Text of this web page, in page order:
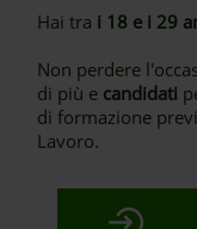
Hai tra i 18 e i 29
Non perdere
di più e candidati
di formazione
Lavoro.